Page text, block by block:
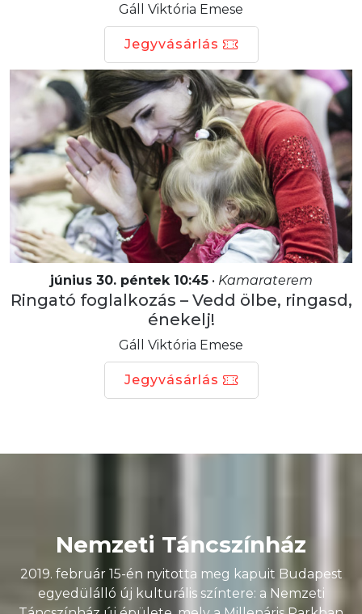
Gáll Viktória Emese
Jegyvásárlás
június 30. péntek 10:45• Kamaraterem
Ringató foglalkozás – Vedd ölbe, ringasd,
énekelj!
Gáll Viktória Emese
Jegyvásárlás
Nemzeti Táncszínház
2019. február 15-én nyitotta meg kapuit Budapest
egyedülálló új kulturális színtere: a Nemzeti